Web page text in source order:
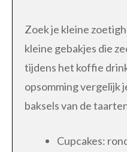
Zoek je kleine
kleine gebakjes die
tijdens het koffie
opsomming vergelijk
baksels van de
Cupcakes: